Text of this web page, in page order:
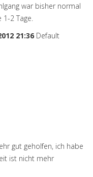
war bisher normal
1-2 Tage.
21:36 Default
gut geholfen, ich habe
ist nicht mehr